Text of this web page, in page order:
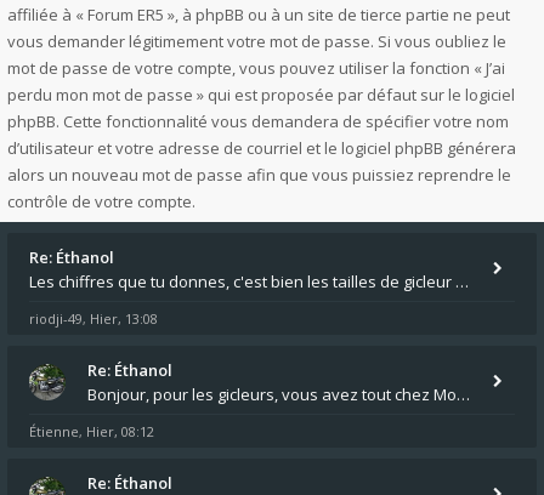
affiliée à « Forum ER5 », à phpBB ou à un site de tierce partie ne peut
vous demander légitimement votre mot de passe. Si vous oubliez le
mot de passe de votre compte, vous pouvez utiliser la fonction « J’ai
perdu mon mot de passe » qui est proposée par défaut sur le logiciel
phpBB. Cette fonctionnalité vous demandera de spécifier votre nom
d’utilisateur et votre adresse de courriel et le logiciel phpBB générera
alors un nouveau mot de passe afin que vous puissiez reprendre le
contrôle de votre compte.
Re: Éthanol
Les chiffres que tu donnes, c'est bien les tailles de gicleur ? Par contre tes "-2 tours" à quoi correspondent t'ils ?
riodji-49, Hier, 13:08
Re: Éthanol
Bonjour, pour les gicleurs, vous avez tout chez Motokristen à Bar sur Aube. https://www.motokristen.fr/ On peut aussi
Étienne, Hier, 08:12
Re: Éthanol